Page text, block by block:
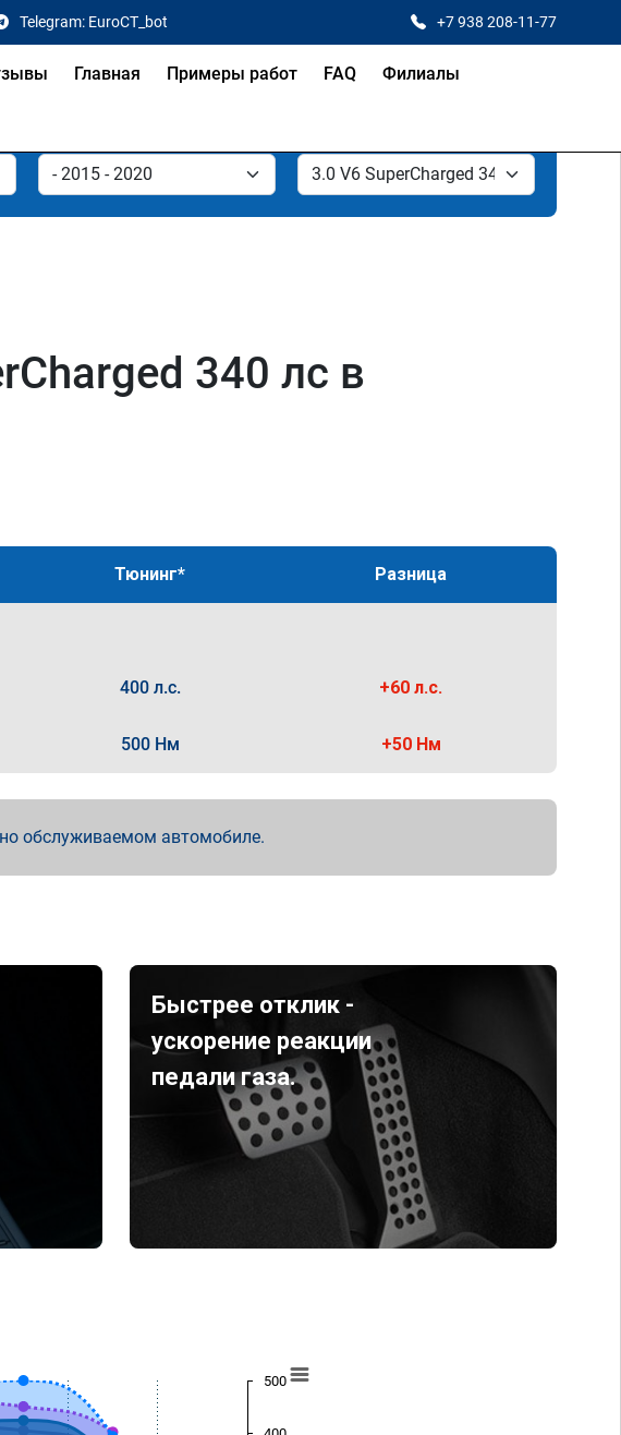
Telegram: EuroCT_bot +7 938 208-11-77
Главная Примеры работ FAQ Филиалы
340 лс в
Тюнинг* Разница
400 л.с. +60 л.с.
500 Нм +50 Нм
обслуживаемом автомобиле.
Быстрее отклик -
ускорение реакции
педали газа.
500